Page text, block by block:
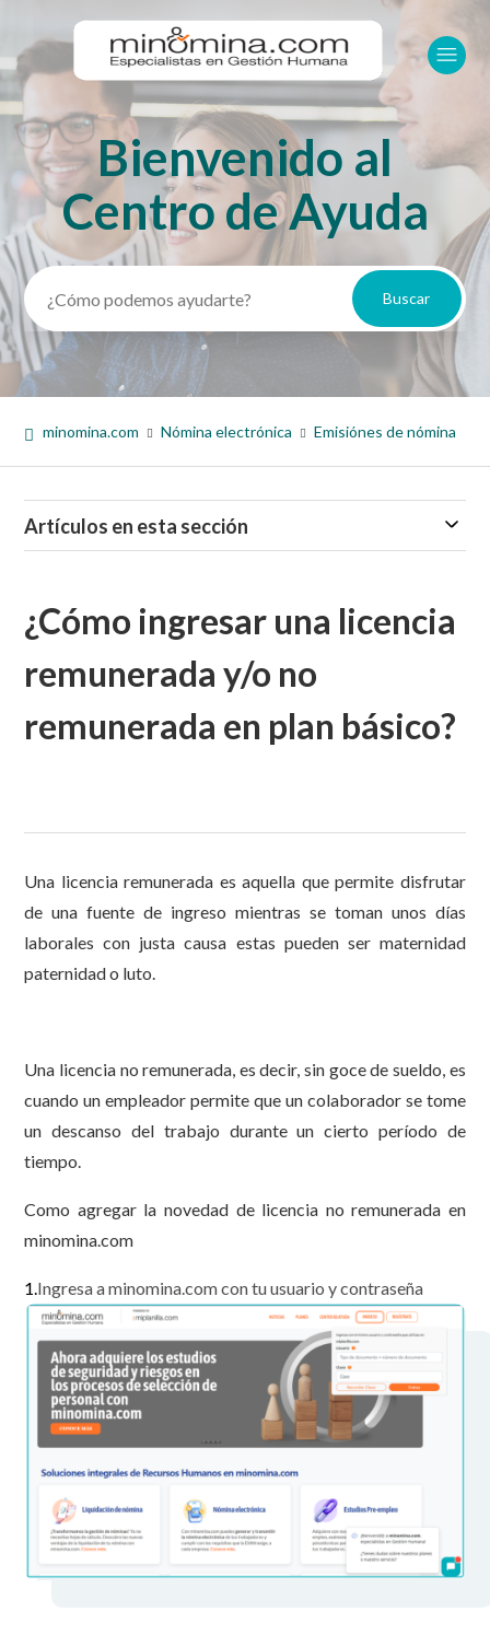
BúsquedaBienvenido al
Centro de Ayuda
minomina.com Nómina electrónica Emisiónes de nómina
Artículos en esta sección
¿Cómo ingresar una licencia
remunerada y/o no
remunerada en plan básico?
Una licencia remunerada es aquella que permite disfrutar
de una fuente de ingreso mientras se toman unos días
laborales con justa causa estas pueden ser maternidad
paternidad o luto.
Una licencia no remunerada, es decir, sin goce de sueldo, es
cuando un empleador permite que un colaborador se tome
un descanso del trabajo durante un cierto período de
tiempo.
Como agregar la novedad de licencia no remunerada en
minomina.com
1.Ingresa a minomina.com con tu usuario y contraseña